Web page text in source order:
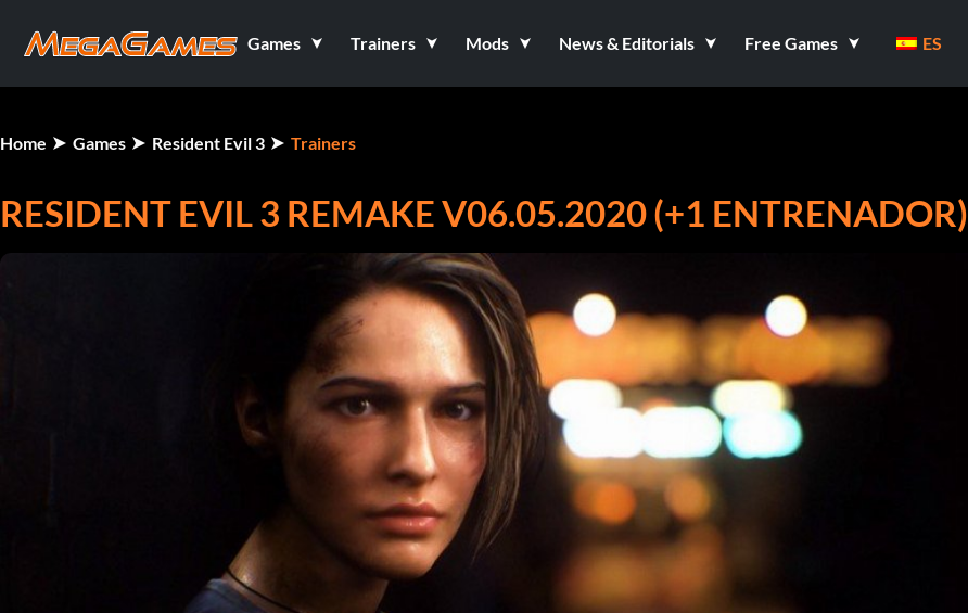
Games Trainers Mods News & Editorials Free Games ES
Home Games Resident Evil 3 Trainers
RESIDENT EVIL 3 REMAKE V06.05.2020 (+1 ENTRENADOR)